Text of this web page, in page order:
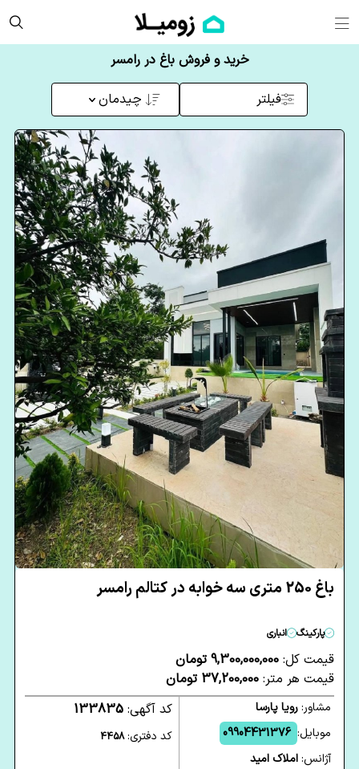
خرید و فروش باغ در رامسر
فیلتر چیدمان
باغ 250 متری سه خوابه در کتالم رامسر
پارکینگ انباری
قیمت کل: 9,300,000,000 تومان
قیمت هر متر: 37,200,000 تومان
مشاور:رویا پارسا
موبایل: 09904431376
آژانس:املاک امید
کد آگهی: 133835
کد دفتری:4458